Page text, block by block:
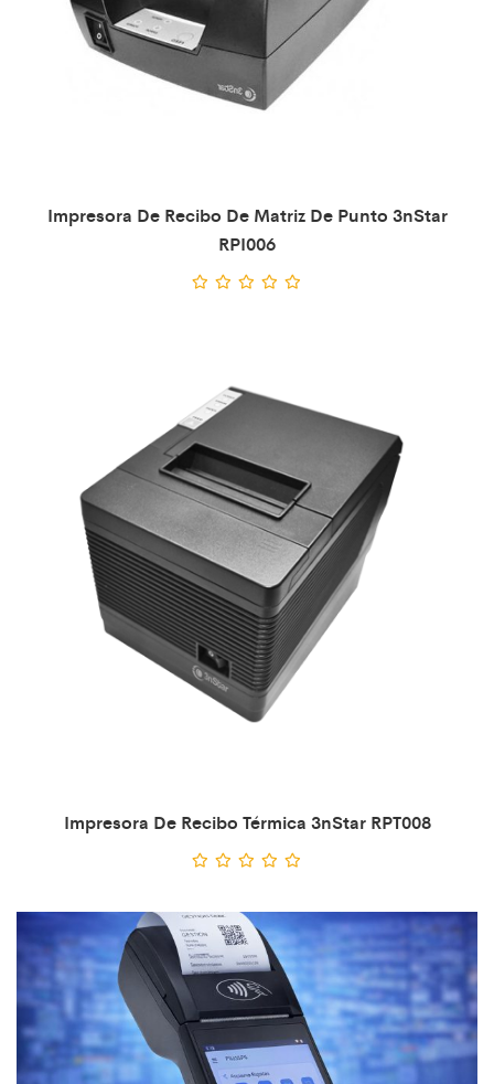
Impresora De Recibo De Matriz De Punto 3nStar
RPI006
Impresora De Recibo Térmica 3nStar RPT008